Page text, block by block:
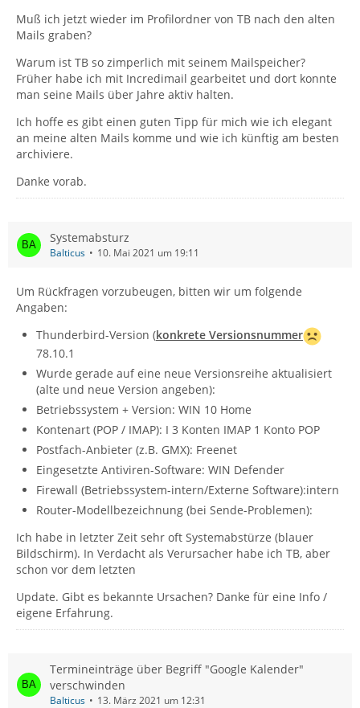
IMAP speichert die Mails nur auf dem Server, das
Mailprogramm, hier TB, zeigt sie nur an" Dies heißt
also, meine Löschung von Mails die älter als 30 Tage
sind (auf dem Server) ,zeigt TB auch nicht mehr an!!
Ich
fasse es nicht. Das AddOn trifft keine Schuld, es ist
diese verzwickte Regelung des Servers mit dem
Mailprogramm. Du und Andere haben das natürlich
gewußt, ich leider nicht und bin jetzt klüger, habe aber
auch den Schaden, denn meine Mails sind im Nirwana
Muß ich jetzt wieder im Profilordner von TB nach den alten
Mails graben?
Warum ist TB so zimperlich mit seinem Mailspeicher?
Früher habe ich mit Incredimail gearbeitet und dort konnte
man seine Mails über Jahre aktiv halten.
Ich hoffe es gibt einen guten Tipp für mich wie ich elegant
an meine alten Mails komme und wie ich künftig am besten
archiviere.
Danke vorab.
Systemabsturz
Balticus 10. Mai 2021 um 19:11
Um Rückfragen vorzubeugen, bitten wir um folgende
Angaben:
Thunderbird-Version (konkrete Versionsnummer
78.10.1
Wurde gerade auf eine neue Versionsreihe aktualisiert
(alte und neue Version angeben):
Betriebssystem + Version: WIN 10 Home
Kontenart (POP / IMAP): I 3 Konten IMAP 1 Konto POP
Postfach-Anbieter (z.B. GMX): Freenet
Eingesetzte Antiviren-Software: WIN Defender
Firewall (Betriebssystem-intern/Externe Software):intern
Router-Modellbezeichnung (bei Sende-Problemen):
Ich habe in letzter Zeit sehr oft Systemabstürze (blauer
Bildschirm). In Verdacht als Verursacher habe ich TB, aber
schon vor dem letzten
Update. Gibt es bekannte Ursachen? Danke für eine Info /
eigene Erfahrung.
Termineinträge über Begriff "Google Kalender"
verschwinden
Balticus 13. März 2021 um 12:31